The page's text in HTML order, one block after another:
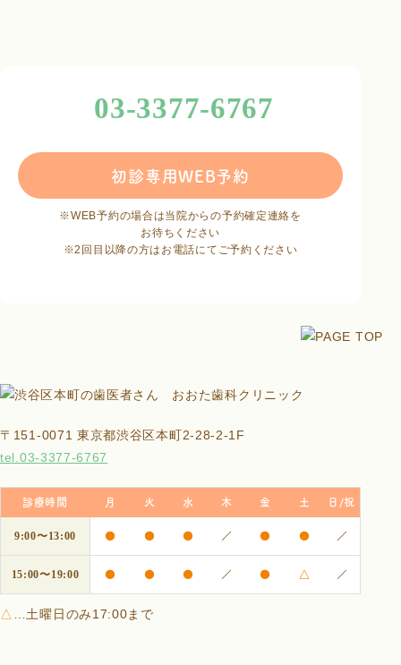
03-3377-6767
初診専用WEB予約
※WEB予約の場合は当院からの予約確定連絡を
お待ちください
※2回目以降の方はお電話にてご予約ください
〒151-0071 東京都渋谷区本町2-28-2-1F
tel.03-3377-6767
診療時間 月 火 水 木 金 土 日/祝
9:00〜13:00 ● ● ● ／ ● ● ／
15:00〜19:00 ● ● ● ／ ● △ ／
△ …土曜日のみ17:00まで